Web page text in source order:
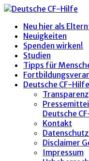
Neu hier als
Neuigkeiten
Spenden wirken!
Studien
Tipps für
Deutsche CF-
Transparenz
Deutsche
Kontakt
Disclaimer
Impressum